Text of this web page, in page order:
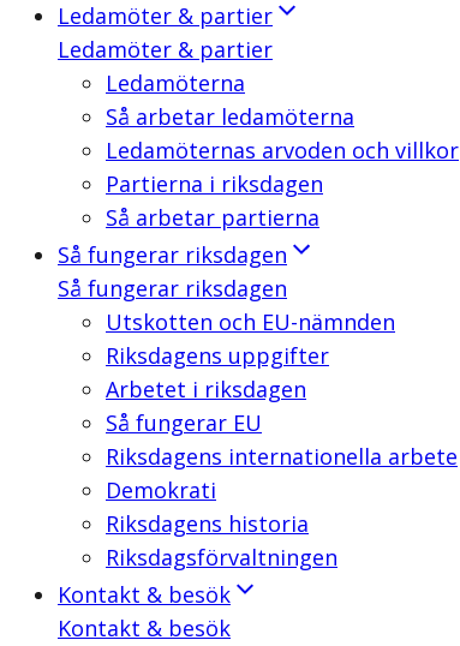
Ledamöter & partier
Ledamöter & partier
Ledamöterna
Så arbetar ledamöterna
Ledamöternas arvoden och villkor
Partierna i riksdagen
Så arbetar partierna
Så fungerar riksdagen
Så fungerar riksdagen
Utskotten och EU-nämnden
Riksdagens uppgifter
Arbetet i riksdagen
Så fungerar EU
Riksdagens internationella arbete
Demokrati
Riksdagens historia
Riksdagsförvaltningen
Kontakt & besök
Kontakt & besök